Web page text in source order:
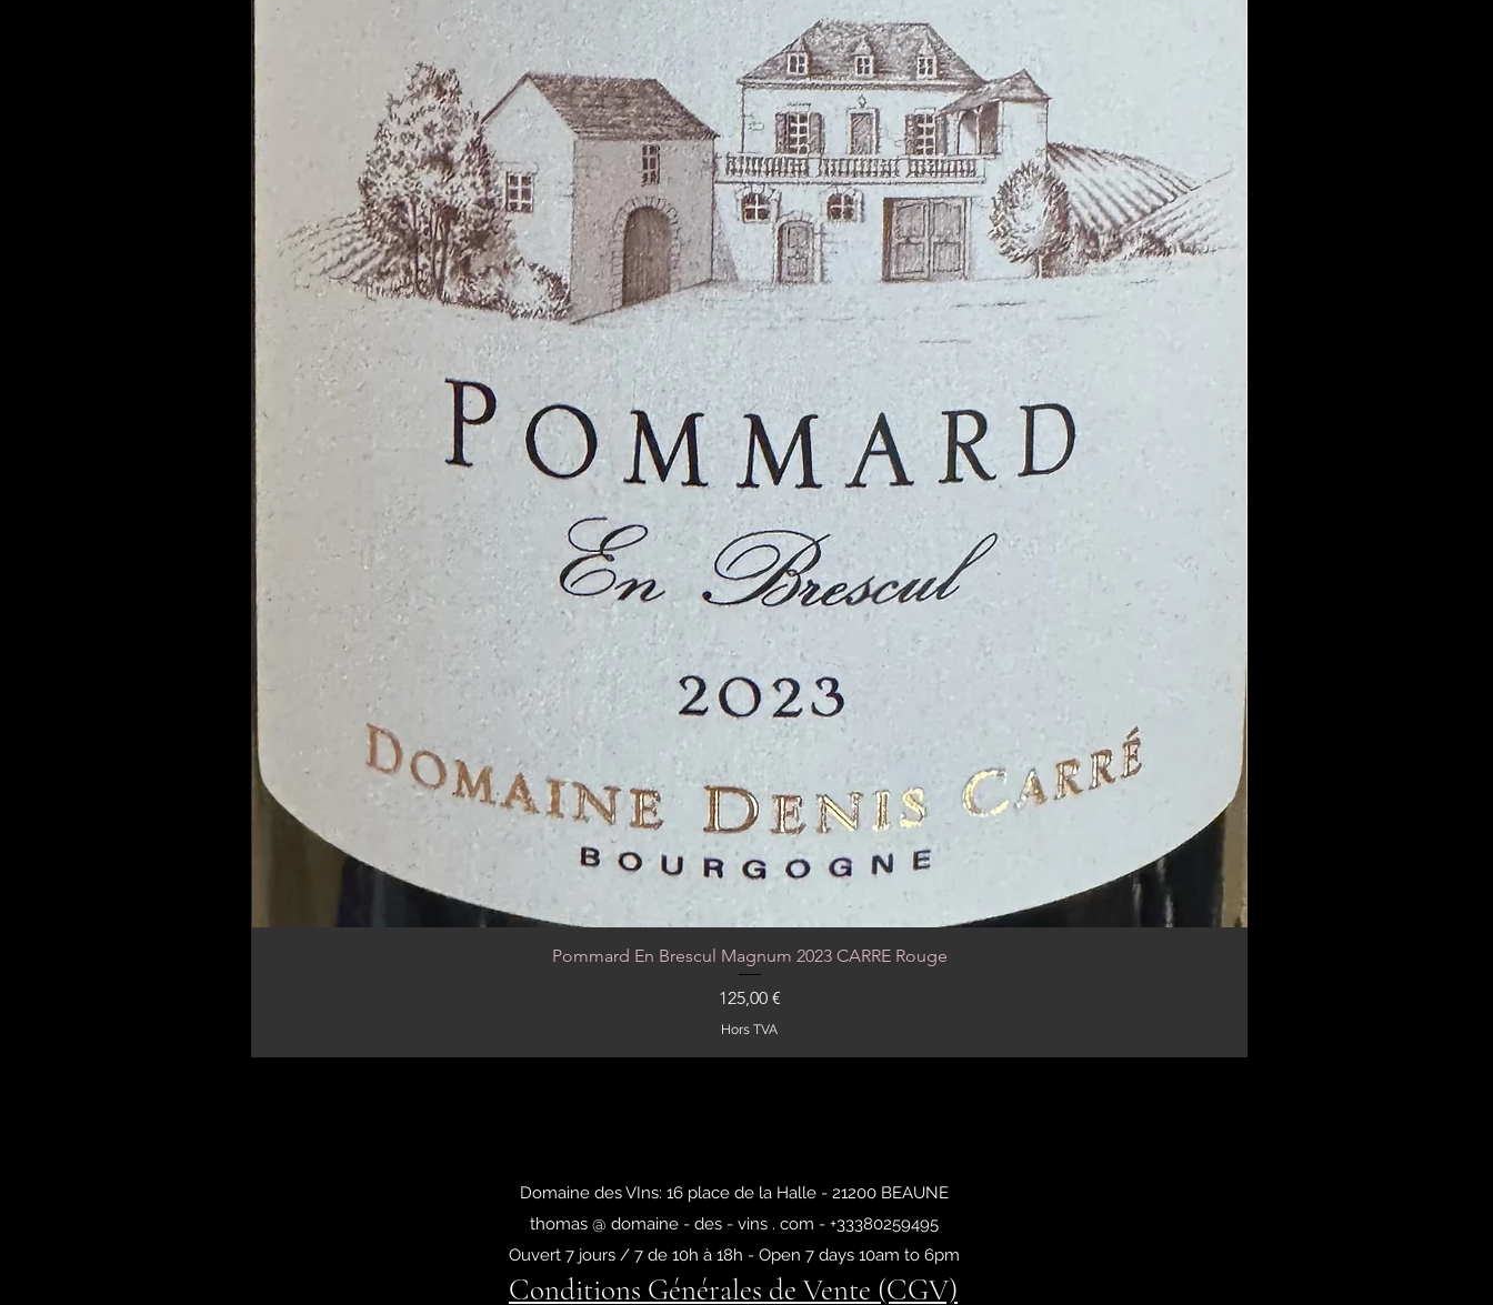
Aperçu rapide
Pommard En Brescul Magnum 2023 CARRE Rouge
Prix
125,00 €
Hors TVA
Domaine des VIns: 16 place de la Halle - 21200 BEAUNE
thomas @ domaine - des - vins . com - +33380259495
Ouvert 7 jours / 7 de 10h à 18h - Open 7 days 10am to 6pm
Conditions Générales de Vente (CGV)